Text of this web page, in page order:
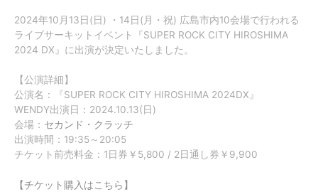
2024年10月13日(日) ・14日(月・祝) 広島市内10会場で行われる
ライブサーキットイベント『SUPER ROCK CITY HIROSHIMA
2024 DX』に出演が決定いたしました。
【公演詳細】
公演名：『SUPER ROCK CITY HIROSHIMA 2024DX』
WENDY出演日：2024.10.13(日)
会場： セカンド・クラッチ
出演時間：19:35～20:05
チケット前売料金：1日券￥5,800 / 2日通し券￥9,900
【チケット購入はこちら】